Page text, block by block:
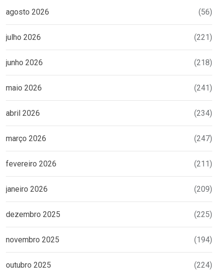
agosto 2026 (56)
julho 2026 (221)
junho 2026 (218)
maio 2026 (241)
abril 2026 (234)
março 2026 (247)
fevereiro 2026 (211)
janeiro 2026 (209)
dezembro 2025 (225)
novembro 2025 (194)
outubro 2025 (224)